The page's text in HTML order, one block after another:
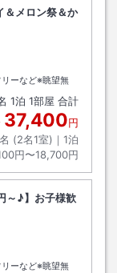
＆メロン祭＆か
リーなど※眺望無
1泊 1部屋 合計
37,400円
(2名1室)｜ 1泊
円〜18,700円
～♪】お子様歓
リーなど※眺望無